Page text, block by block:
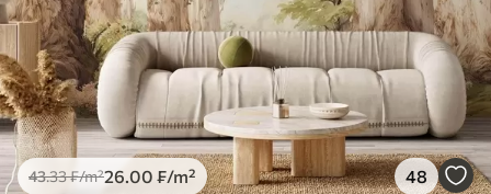
43.33₣/m²26 .00 ₣/m² 48